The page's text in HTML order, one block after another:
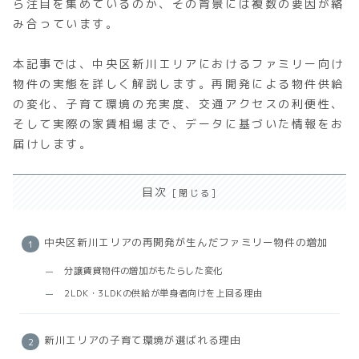
ら注目を集めているのか、その背景には複数の要因が絡
み合っています。
本記事では、中央区新川エリアにおけるファミリー向け
物件の実態を詳しく解説します。再開発による物件供給
の変化、子育て環境の充実度、交通アクセスの利便性、
そして実際の家賃相場まで、データに基づいた情報をお
届けします。
目次
中央区新川エリアの再開発が生んだファミリー物件の増加
分譲賃貸物件の増加がもたらした変化
2LDK・3LDKの供給が単身者向けを上回る理由
新川エリアの子育て環境が選ばれる理由